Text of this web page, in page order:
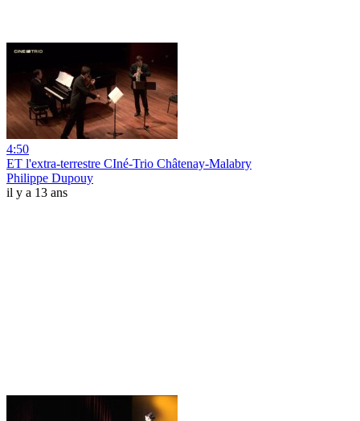
4:50
ET l'extra-terrestre CIné-Trio Châtenay-Malabry
Philippe Dupouy
il y a 13 ans